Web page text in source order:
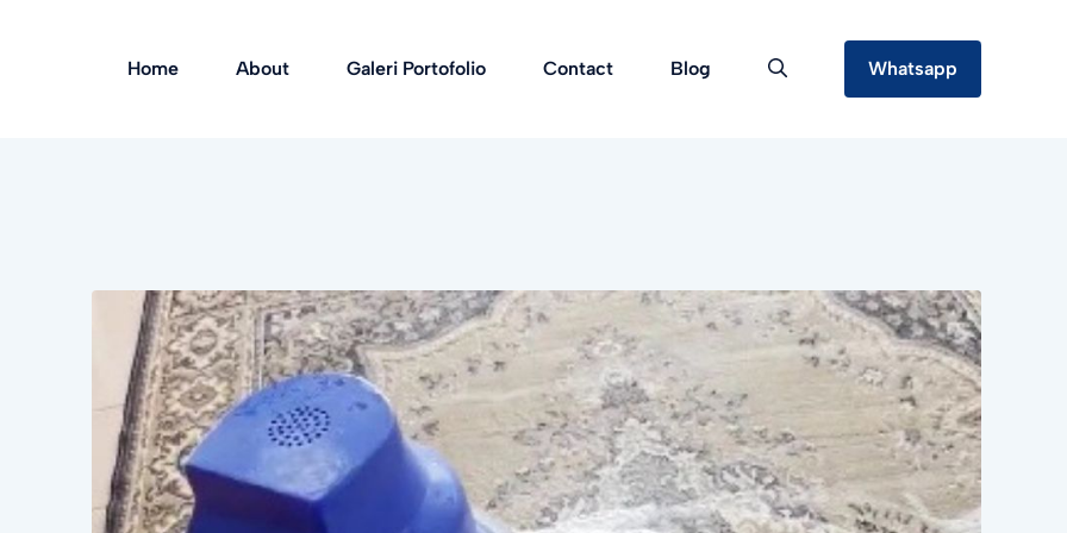
Home About Galeri Portofolio Contact Blog Whatsapp